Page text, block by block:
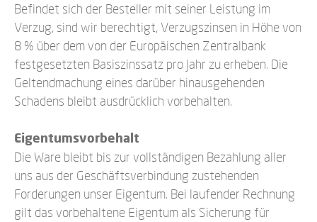
Befindet sich der Besteller mit seiner Leistung im
Verzug, sind wir berechtigt, Verzugszinsen in Höhe von
8 % über dem von der Europäischen Zentralbank
festgesetzten Basiszinssatz pro Jahr zu erheben. Die
Geltendmachung eines darüber hinausgehenden
Schadens bleibt ausdrücklich vorbehalten.
Eigentumsvorbehalt
Die Ware bleibt bis zur vollständigen Bezahlung aller
uns aus der Geschäftsverbindung zustehenden
Forderungen unser Eigentum. Bei laufender Rechnung
gilt das vorbehaltene Eigentum als Sicherung für